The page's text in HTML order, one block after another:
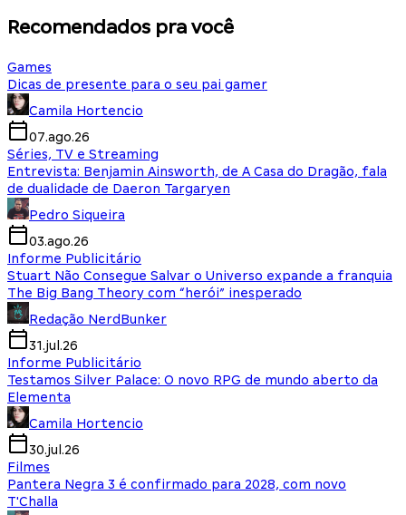
Recomendados pra você
Games
Dicas de presente para o seu pai gamer
Camila Hortencio
07.ago.26
Séries, TV e Streaming
Entrevista: Benjamin Ainsworth, de A Casa do Dragão, fala
de dualidade de Daeron Targaryen
Pedro Siqueira
03.ago.26
Informe Publicitário
Stuart Não Consegue Salvar o Universo expande a franquia
The Big Bang Theory com “herói” inesperado
Redação NerdBunker
31.jul.26
Informe Publicitário
Testamos Silver Palace: O novo RPG de mundo aberto da
Elementa
Camila Hortencio
30.jul.26
Filmes
Pantera Negra 3 é confirmado para 2028, com novo
T'Challa